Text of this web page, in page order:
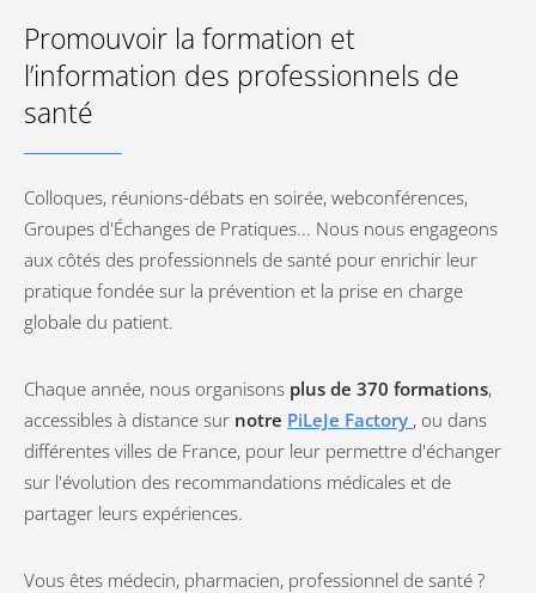
Promouvoir la formation et
l’information des professionnels de
santé
Colloques, réunions-débats en soirée, webconférences,
Groupes d'Échanges de Pratiques... Nous nous engageons
aux côtés des professionnels de santé pour enrichir leur
pratique fondée sur la prévention et la prise en charge
globale du patient.
Chaque année, nous organisons plus de 370 formations,
accessibles à distance sur notre PiLeJe Factory , ou dans
différentes villes de France, pour leur permettre d'échanger
sur l'évolution des recommandations médicales et de
partager leurs expériences.
Vous êtes médecin, pharmacien, professionnel de santé ?